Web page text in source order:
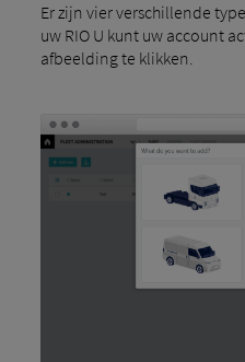
Er zijn vier verschillende
uw RIO U kunt uw account
afbeelding te klikken.